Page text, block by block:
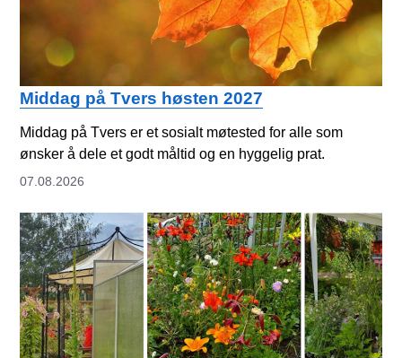
Middag på Tvers høsten 2027
Middag på Tvers er et sosialt møtested for alle som
ønsker å dele et godt måltid og en hyggelig prat.
07.08.2026